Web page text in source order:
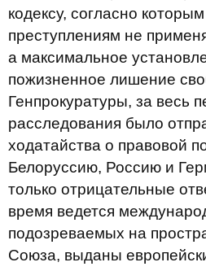
кодексу, согласно
преступлениям не
а максимальное
пожизненное лишение
Генпрокуратуры, за весь
расследования было
ходатайства о правовой
Белоруссию, Россию и
только отрицательные
время ведется
подозреваемых на
Союза, выданы